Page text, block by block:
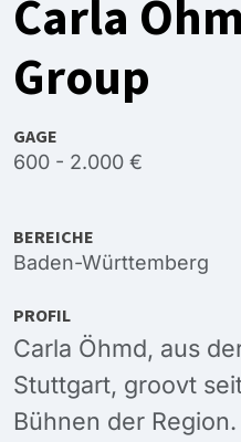
Carla
Group
GAGE
600 - 2.000 €
BEREICHE
Baden-Württemberg
PROFIL
Carla Öhmd, aus
Stuttgart, groovt
Bühnen der